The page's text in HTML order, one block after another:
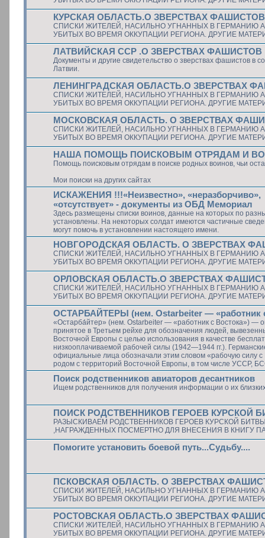
КУРСКАЯ ОБЛАСТЬ.О ЗВЕРСТВАХ ФАШИСТОВ
СПИСКИ ЖИТЕЛЕЙ, НАСИЛЬНО УГНАННЫХ В ГЕРМАНИЮ
УБИТЫХ ВО ВРЕМЯ ОККУПАЦИИ РЕГИОНА. ДРУГИЕ
ЛАТВИЙСКАЯ ССР .О ЗВЕРСТВАХ ФАШИСТОВ
Документы и другие свидетельство о зверствах фашистов в
Латвии.
ЛЕНИНГРАДСКАЯ ОБЛАСТЬ.О ЗВЕРСТВАХ
СПИСКИ ЖИТЕЛЕЙ, НАСИЛЬНО УГНАННЫХ В ГЕРМАНИЮ
УБИТЫХ ВО ВРЕМЯ ОККУПАЦИИ РЕГИОНА. ДРУГИЕ
МОСКОВСКАЯ ОБЛАСТЬ. О ЗВЕРСТВАХ
СПИСКИ ЖИТЕЛЕЙ, НАСИЛЬНО УГНАННЫХ В ГЕРМАНИЮ
УБИТЫХ ВО ВРЕМЯ ОККУПАЦИИ РЕГИОНА. ДРУГИЕ
НАША ПОМОЩЬ ПОИСКОВЫМ ОТРЯДАМ И
Помощь поисковым отрядам в поиске родных воинов, чьи
Мои поиски на других сайтах
ИСКАЖЕНИЯ !!!«Неизвестно», «неразборчиво»,
«отсутствует» - документы из ОБД Мемориал
Здесь размещены списки воинов, данные на которых по
установлены. На некоторых солдат имеются частичные
могут помочь в установлении настоящего имени.
НОВГОРОДСКАЯ ОБЛАСТЬ. О ЗВЕРСТВАХ
СПИСКИ ЖИТЕЛЕЙ, НАСИЛЬНО УГНАННЫХ В ГЕРМАНИЮ
УБИТЫХ ВО ВРЕМЯ ОККУПАЦИИ РЕГИОНА. ДРУГИЕ
ОРЛОВСКАЯ ОБЛАСТЬ.О ЗВЕРСТВАХ
СПИСКИ ЖИТЕЛЕЙ, НАСИЛЬНО УГНАННЫХ В ГЕРМАНИЮ
УБИТЫХ ВО ВРЕМЯ ОККУПАЦИИ РЕГИОНА. ДРУГИЕ
ОСТАРБАЙТЕРЫ (нем. Ostarbeiter — «работник
«Остарба́йтер» (нем. Ostarbeiter — «работник с Востока») —
принятое в Третьем рейхе для обозначения людей,
Восточной Европы с целью использования в качестве
низкооплачиваемой рабочей силы (1942—1944 гг.).
официальные лица обозначали этим словом «рабочую силу с
родом с территорий Восточной Европы, в том числе УССР,
Поиск родственников авиаторов десантников
Ищем родственников для получения информации о их
ПОИСК РОДСТВЕННИКОВ ГЕРОЕВ КУРСКОЙ
РАЗЫСКИВАЕМ РОДСТВЕННИКОВ ГЕРОЕВ КУРСКОЙ
,НАГРАЖДЕННЫХ ПОСМЕРТНО ДЛЯ ВНЕСЕНИЯ В КНИГУ
Помогите установить боевой путь...Судьбу....
ПСКОВСКАЯ ОБЛАСТЬ. О ЗВЕРСТВАХ
СПИСКИ ЖИТЕЛЕЙ, НАСИЛЬНО УГНАННЫХ В ГЕРМАНИЮ
УБИТЫХ ВО ВРЕМЯ ОККУПАЦИИ РЕГИОНА. ДРУГИЕ
РОСТОВСКАЯ ОБЛАСТЬ.О ЗВЕРСТВАХ
СПИСКИ ЖИТЕЛЕЙ, НАСИЛЬНО УГНАННЫХ В ГЕРМАНИЮ
УБИТЫХ ВО ВРЕМЯ ОККУПАЦИИ РЕГИОНА. ДРУГИЕ